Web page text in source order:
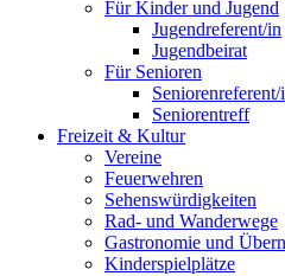
Für Kinder und Jugend
Jugendreferent/in
Jugendbeirat
Für Senioren
Seniorenreferent/
Seniorentreff
Freizeit & Kultur
Vereine
Feuerwehren
Sehenswürdigkeiten
Rad- und Wanderwege
Gastronomie und
Kinderspielplätze